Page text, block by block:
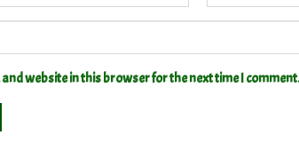
and website in this browser for the next time I comment.